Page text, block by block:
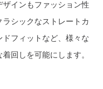
インもファッション性
シックなストレートカ
フィットなど、様々な
着回しを可能にします。